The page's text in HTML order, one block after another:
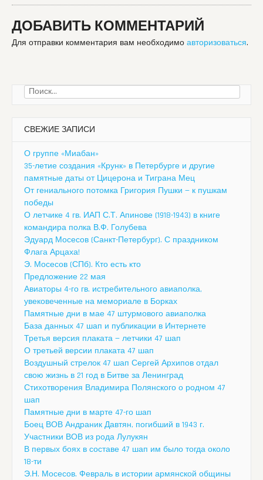
ДОБАВИТЬ КОММЕНТАРИЙ
Для отправки комментария вам необходимо авторизоваться.
Найти:
СВЕЖИЕ ЗАПИСИ
О группе «Миабан»
35-летие создания «Крунк» в Петербурге и другие
памятные даты от Цицерона и Тиграна Мец
От гениального потомка Григория Пушки — к пушкам
победы
О летчике 4 гв. ИАП С.Т. Апинове (1918-1943) в книге
командира полка В.Ф. Голубева
Эдуард Мосесов (Санкт-Петербург). С праздником
Флага Арцаха!
Э. Мосесов (СПб). Кто есть кто
Предложение 22 мая
Авиаторы 4-го гв. истребительного авиаполка,
увековеченные на мемориале в Борках
Памятные дни в мае 47 штурмового авиаполка
База данных 47 шап и публикации в Интернете
Третья версия плаката — летчики 47 шап
О третьей версии плаката 47 шап
Воздушный стрелок 47 шап Сергей Архипов отдал
свою жизнь в 21 год в Битве за Ленинград
Стихотворения Владимира Полянского о родном 47
шап
Памятные дни в марте 47-го шап
Боец ВОВ Андраник Давтян, погибший в 1943 г.
Участники ВОВ из рода Лулукян
В первых боях в составе 47 шап им было тогда около
18-ти
Э.Н. Мосесов. Февраль в истории армянской общины